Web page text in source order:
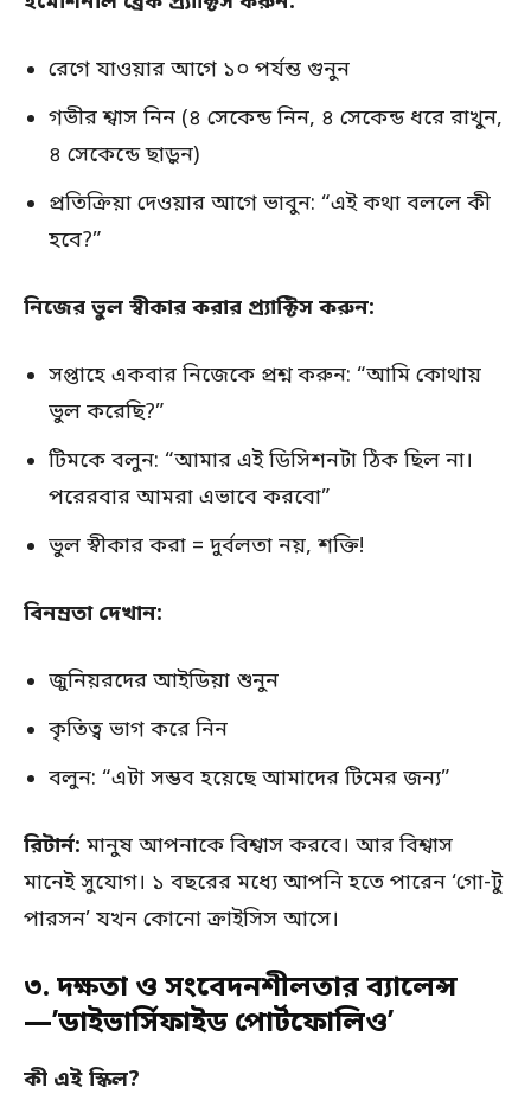
রেগে যাওয়ার আগে ১০ পর্যন্ত গুনুন
গভীর শ্বাস নিন (৪ সেকেন্ড নিন, ৪ সেকেন্ড ধরে রাখুন,
৪ সেকেন্ডে ছাড়ুন)
প্রতিক্রিয়া দেওয়ার আগে ভাবুন: “এই কথা বললে কী
হবে?”
নিজের ভুল স্বীকার করার প্র্যাক্টিস করুন:
সপ্তাহে একবার নিজেকে প্রশ্ন করুন: “আমি কোথায়
ভুল করেছি?”
টিমকে বলুন: “আমার এই ডিসিশনটা ঠিক ছিল না।
পরেরবার আমরা এভাবে করবো”
ভুল স্বীকার করা = দুর্বলতা নয়, শক্তি!
বিনম্রতা দেখান:
জুনিয়রদের আইডিয়া শুনুন
কৃতিত্ব ভাগ করে নিন
বলুন: “এটা সম্ভব হয়েছে আমাদের টিমের জন্য”
রিটার্ন: মানুষ আপনাকে বিশ্বাস করবে। আর বিশ্বাস
মানেই সুযোগ। ১ বছরের মধ্যে আপনি হতে পারেন ‘গো-টু
পারসন’ যখন কোনো ক্রাইসিস আসে।
৩. দক্ষতা ও সংবেদনশীলতার ব্যালেন্স
—’ডাইভার্সিফাইড পোর্টফোলিও’
কী এই স্কিল?